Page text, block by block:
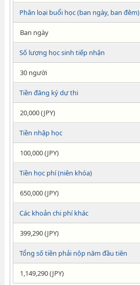
Phân loại buổi học (ban ngày, ban đêm)
Ban ngày
Số lượng học sinh tiếp nhận
30 người
Tiền đăng ký dự thi
20,000 (JPY)
Tiền nhập học
100,000 (JPY)
Tiền học phí (niên khóa)
650,000 (JPY)
Các khoản chi phí khác
399,290 (JPY)
Tổng số tiền phải nộp năm đầu tiên
1,149,290 (JPY)